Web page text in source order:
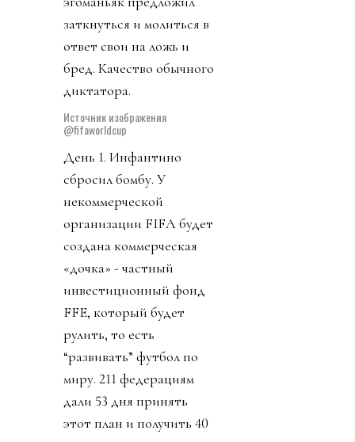
миллиардам счастливых
людей лысый през не
дал: комменты, как
всегда, у него и у FIFA
закрыты. Чиновник
запретил упоминать его
пресвятое имя через
«собачку» (@). Плебсу
эгоманьяк предложил
заткнуться и молиться в
ответ свои на ложь и
бред. Качество обычного
диктатора.